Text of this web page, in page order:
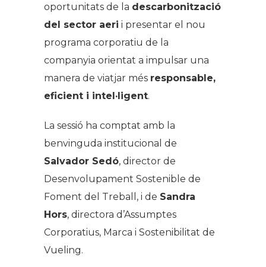
oportunitats de la descarbonització
del sector aeri i presentar el nou
programa corporatiu de la
companyia orientat a impulsar una
manera de viatjar més responsable,
eficient i intel·ligent.
La sessió ha comptat amb la
benvinguda institucional de
Salvador Sedó, director de
Desenvolupament Sostenible de
Foment del Treball, i de Sandra
Hors, directora d’Assumptes
Corporatius, Marca i Sostenibilitat de
Vueling.